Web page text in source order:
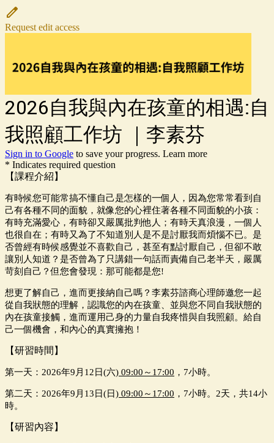
Request edit access
2026自我與內在孩童的相遇:自
我照顧工作坊 ｜李素芬
Sign in to Google to save your progress. Learn more
* Indicates required question
【課程介紹】
有時候您可能常搞不懂自己是怎樣的一個人，因為您常常看到自
己有各種不同的面貌，就像您的心裡住著各種不同面貌的小孩：
有時充滿愛心，有時卻又嚴厲批判他人；有時天真浪漫，一個人
也很自在；有時又為了不知道別人是不是討厭我而煩惱不已。是
否曾經有時候感覺並不喜歡自己，甚至有點討厭自己，但卻不敢
讓別人知道？是否曾為了只講錯一句話而責備自己老半天，嚴厲
苛刻自己？但您會發現：那可能都是您!
想更了解自己，進而更接納自己嗎？李素芬諮商心理師邀您一起
從自我狀態的理解，認識您的內在孩童、並與您不同自我狀態的
內在孩童接觸，進而運用己身的力量自我疼惜與自我照顧。給自
己一個機會，和內心的真實擁抱！
【研習時間】
第一天：2026年9月12日(六) 09:00 ～17:00 ，7小時。
第二天：2026年9月13日(日) 09:00 ～17:00 ，7小時。2天，共14小
時。
【研習內容】